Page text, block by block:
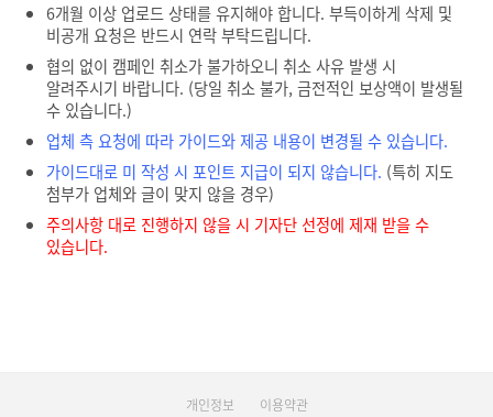
6개월 이상 업로드 상태를 유지해야 합니다. 부득이하게 삭제 및
비공개 요청은 반드시 연락 부탁드립니다.
협의 없이 캠페인 취소가 불가하오니 취소 사유 발생 시
알려주시기 바랍니다. (당일 취소 불가, 금전적인 보상액이 발생될
수 있습니다.)
업체 측 요청에 따라 가이드와 제공 내용이 변경될 수 있습니다.
가이드대로 미 작성 시 포인트 지급이 되지 않습니다. (특히 지도
첨부가 업체와 글이 맞지 않을 경우)
주의사항 대로 진행하지 않을 시 기자단 선정에 제재 받을 수
있습니다.
개인정보 이용약관